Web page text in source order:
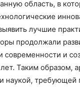
область, в
лучшие
продолжали
современности и
Таким образом,
наукой, требующей